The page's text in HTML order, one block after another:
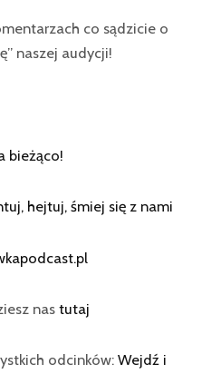
co sądzicie o
naszej audycji!
bieżąco!
hejtuj, śmiej się z nami
nas tutaj
odcinków: Wejdź i